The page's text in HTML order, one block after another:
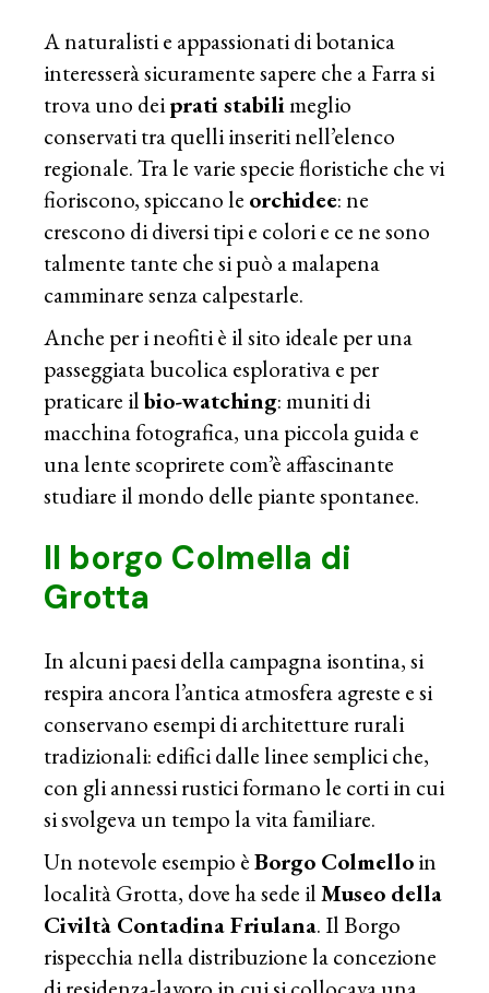
A naturalisti e appassionati di botanica
interesserà sicuramente sapere che a Farra si
trova uno deiprati stabilimeglio
conservati tra quelli inseriti nell’elenco
regionale. Tra le varie specie floristiche che vi
fioriscono, spiccano le orchidee: ne
crescono di diversi tipi e colori e ce ne sono
talmente tante che si può a malapena
camminare senza calpestarle.
Anche per i neofiti è il sito ideale per una
passeggiata bucolica esplorativa e per
praticare ilbio-watching: muniti di
macchina fotografica, una piccola guida e
una lente scoprirete com’è affascinante
studiare il mondo delle piante spontanee.
Il borgo Colmella di
Grotta
In alcuni paesi della campagna isontina, si
respira ancora l’antica atmosfera agreste e si
conservano esempi di architetture rurali
tradizionali: edifici dalle linee semplici che,
con gli annessi rustici formano le corti in cui
si svolgeva un tempo la vita familiare.
Un notevole esempio èBorgo Colmelloin
località Grotta, dove ha sede ilMuseo della
Civiltà Contadina Friulana. Il Borgo
rispecchia nella distribuzione la concezione